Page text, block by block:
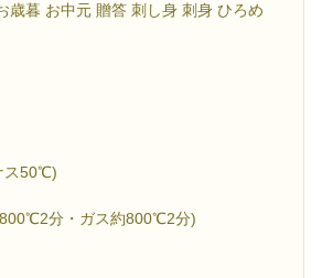
歳暮 お中元 贈答 刺し身 刺身 ひろめ
ス50℃)
分・ガス約800℃2分)